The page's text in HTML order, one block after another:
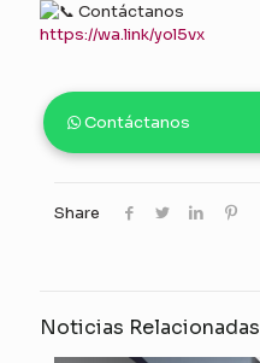
Contáctanos
https://wa.link/yol5vx
Contáctanos
Share
Noticias Relacionadas